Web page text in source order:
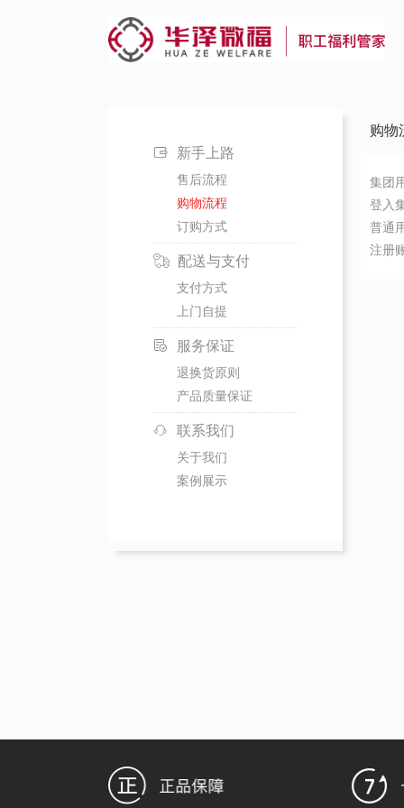
新手上路
售后流程
购物流程
订购方式
配送与支付
支付方式
上门自提
服务保证
退换货原则
产品质量保证
联系我们
关于我们
案例展示
购物
集团
登入
普通
注册